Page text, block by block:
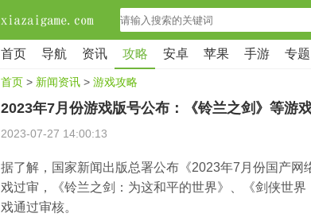
首页 导航 资讯 攻略 安卓 苹果 手游 专题
首页 > 新闻资讯 > 游戏攻略
2023年7月份游戏版号公布：《铃兰之剑》等游
2023-07-27 14:00:13
据了解，国家新闻出版总署公布《2023年7月份国产网
戏过审，《铃兰之剑：为这和平的世界》、《剑侠世
戏通过审核。